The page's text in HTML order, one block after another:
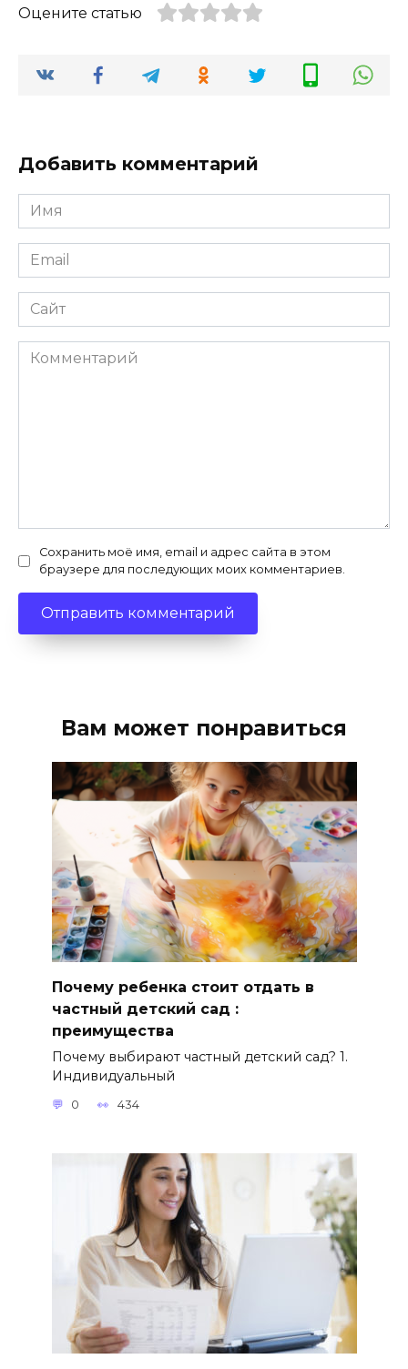
Оцените статью
Добавить комментарий
Имя
*
Email
*
Сайт
Комментарий
Сохранить моё имя, email и адрес сайта в этом
браузере для последующих моих комментариев.
Вам может понравиться
Почему ребенка стоит отдать в
частный детский сад :
преимущества
Почему выбирают частный детский сад? 1.
Индивидуальный
0 434